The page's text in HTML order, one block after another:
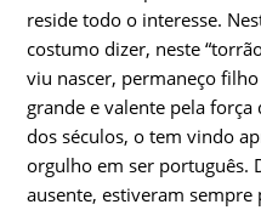
reside todo o interesse.
costumo dizer, neste
viu nascer, permaneço
grande e valente pela
dos séculos, o tem vindo
orgulho em ser português.
ausente, estiveram sempre